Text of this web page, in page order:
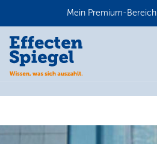
Mein Premium-Bereich